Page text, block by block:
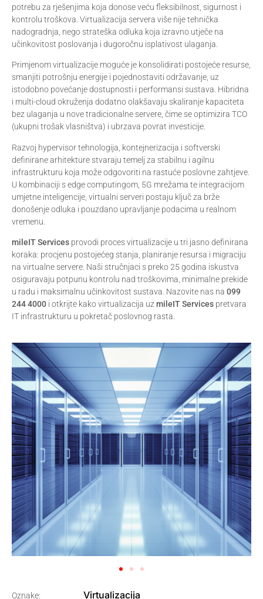
potrebu za rješenjima koja donose veću fleksibilnost, sigurnost i
kontrolu troškova. Virtualizacija servera više nije tehnička
nadogradnja, nego strateška odluka koja izravno utječe na
učinkovitost poslovanja i dugoročnu isplativost ulaganja.
Primjenom virtualizacije moguće je konsolidirati postojeće resurse,
smanjiti potrošnju energije i pojednostaviti održavanje, uz
istodobno povećanje dostupnosti i performansi sustava. Hibridna
i multi-cloud okruženja dodatno olakšavaju skaliranje kapaciteta
bez ulaganja u nove tradicionalne servere, čime se optimizira TCO
(ukupni trošak vlasništva) i ubrzava povrat investicije.
Razvoj hypervisor tehnologija, kontejnerizacija i softverski
definirane arhitekture stvaraju temelj za stabilnu i agilnu
infrastrukturu koja može odgovoriti na rastuće poslovne zahtjeve.
U kombinaciji s edge computingom, 5G mrežama te integracijom
umjetne inteligencije, virtualni serveri postaju ključ za brže
donošenje odluka i pouzdano upravljanje podacima u realnom
vremenu.
mileIT Services provodi proces virtualizacije u tri jasno definirana
koraka: procjenu postojećeg stanja, planiranje resursa i migraciju
na virtualne servere. Naši stručnjaci s preko 25 godina iskustva
osiguravaju potpunu kontrolu nad troškovima, minimalne prekide
u radu i maksimalnu učinkovitost sustava. Nazovite nas na 099
244 4000 i otkrijte kako virtualizacija uz mileIT Services pretvara
IT infrastrukturu u pokretač poslovnog rasta.
Oznake: Virtualizacija